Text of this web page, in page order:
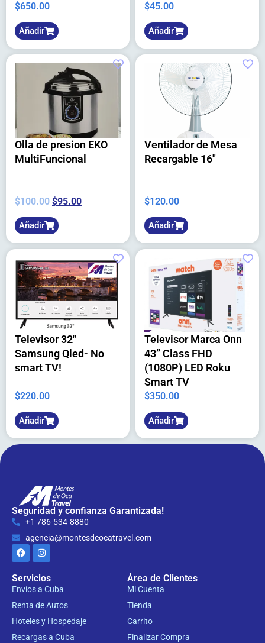
$650.00
Añadir
$45.00
Añadir
Olla de presion EKO
MultiFuncional
$100.00 $95.00
Añadir
Ventilador de Mesa
Recargable 16″
$120.00
Añadir
Televisor 32″
Samsung Qled- No
smart TV!
$220.00
Añadir
Televisor Marca Onn
43” Class FHD
(1080P) LED Roku
Smart TV
$350.00
Añadir
Seguridad y confianza Garantizada!
+1 786-534-8880
agencia@montesdeocatravel.com
Servicios
Envíos a Cuba
Renta de Autos
Hoteles y Hospedaje
Recargas a Cuba
Área de Clientes
Mi Cuenta
Tienda
Carrito
Finalizar Compra